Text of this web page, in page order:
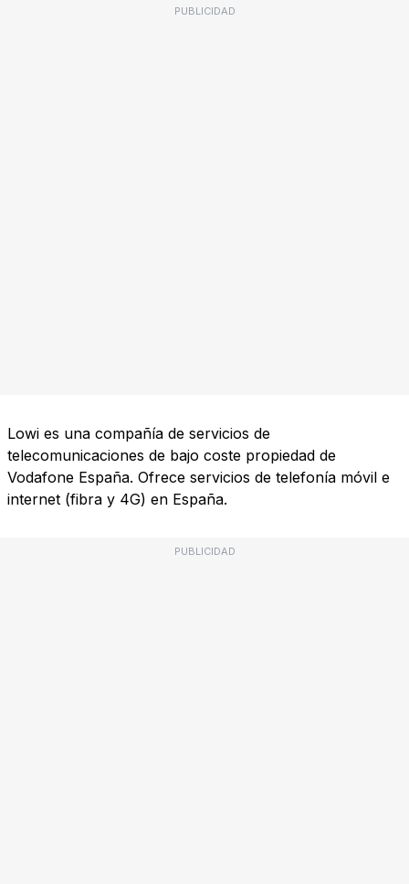
PUBLICIDAD
Lowi es una compañía de servicios de
telecomunicaciones de bajo coste propiedad de
Vodafone España. Ofrece servicios de telefonía móvil e
internet (fibra y 4G) en España.
PUBLICIDAD